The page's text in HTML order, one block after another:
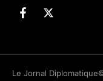
Le Jornal